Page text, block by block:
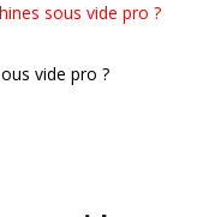
sous vide pro ?
vide pro ?